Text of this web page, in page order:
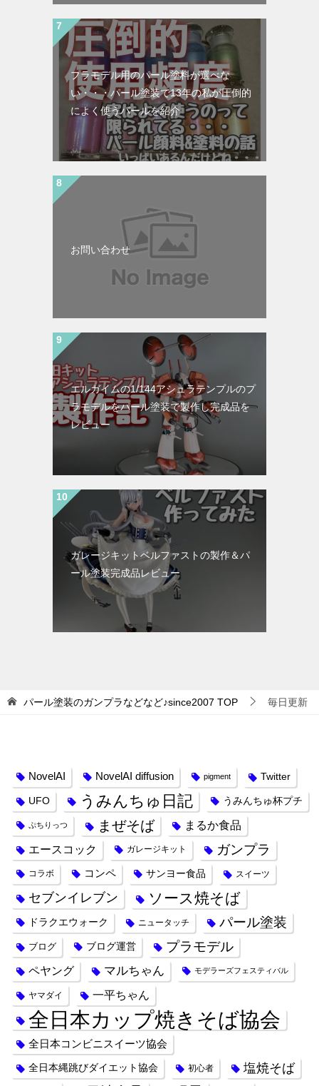
プラモデル用のパール塗料が選べな
い・・・パール塗装で13年の私が圧倒的
によく使うパールを紹介
お問い合わせ
エルガイムの1/144アシュラテンプルのプ
ラモデルをパール塗装で製作し完成品を
レビュー
ガレージキットベルファストの製作＆パ
ール塗装完成品レビュー
パール塗装のガンプラなどなど♪since2007 TOP 毎日更新
NovelAI NovelAI diffusion pigment Twitter
UFO うみんちゅ日記 うみんちゅ杯プチ
ぷちりっつ まぜそば
まるか食品
エースコック
ガレージキット ガンプラ
コラボ コンペ サンヨー食品 スイーツ
セブンイレブン ソース焼そば
ドラクエウォーク ニュータッチ パール塗装
ブログ ブログ運営 プラモデル
ペヤング マルちゃん モデラーズフェスティバル
ヤマダイ 一平ちゃん
全日本カップ焼きそば協会
全日本コンビニスイーツ協会
全日本縄跳びダイエット協会 初心者 塩焼そば